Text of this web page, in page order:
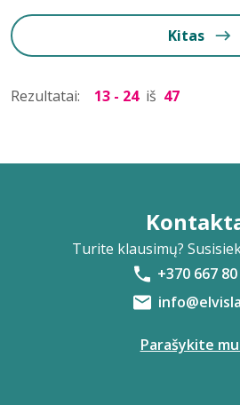
Kitas
Rezultatai: 13 - 24 iš 47
Turite klausimų?
+370 667 80
Parašykite